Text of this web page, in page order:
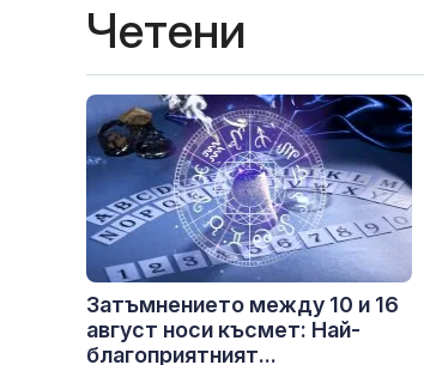
Четени
Затъмнението между 10 и 16
август носи късмет: Най-
благоприятният...